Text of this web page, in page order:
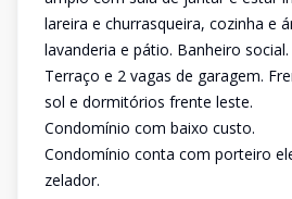
lareira e churrasqueira, cozinha e
lavanderia e pátio. Banheiro social.
Terraço e 2 vagas de garagem.
sol e dormitórios frente leste.
Condomínio com baixo custo.
Condomínio conta com porteiro
zelador.